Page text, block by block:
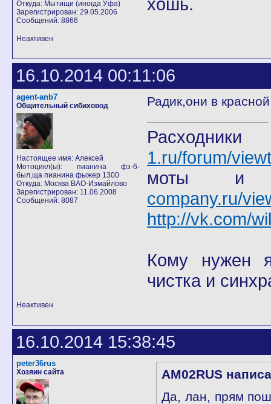
Откуда: Мытищи (иногда Уфа)
Зарегистрирован: 29.05.2006
Сообщений: 8866
Неактивен
16.10.2014 00:11:06
agent-anb7
Общительный сибиховод
Настоящее имя: Алексей
Мотоцикл(ы): пианина фз-6-
был,ща пианина фыжер 1300
Откуда: Москва ВАО-Измайлово
Зарегистрирован: 11.06.2008
Сообщений: 8087
Радик,они в
1.ru/forum/
company.ru/
http://vk.com/
Кому нужен
чистка и
Неактивен
16.10.2014 15:38:45
peter36rus
Хозяин сайта
AM02RUS
Да, лан, прям